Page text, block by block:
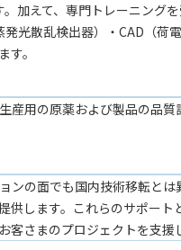
加えて、専門トレーニング
光散乱検出器）・CAD（荷
。
用の原薬および製品の品
の面でも国内技術移転とは
します。これらのサポー
さまのプロジェクトを支援